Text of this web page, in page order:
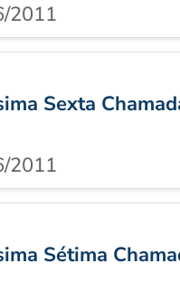
2011
Sexta
2011
Sétima